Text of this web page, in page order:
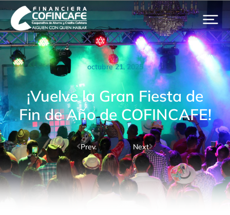
octubre 21, 2025
¡Vuelve la Gran Fiesta de
Fin de Año de COFINCAFE!
Prev. Next